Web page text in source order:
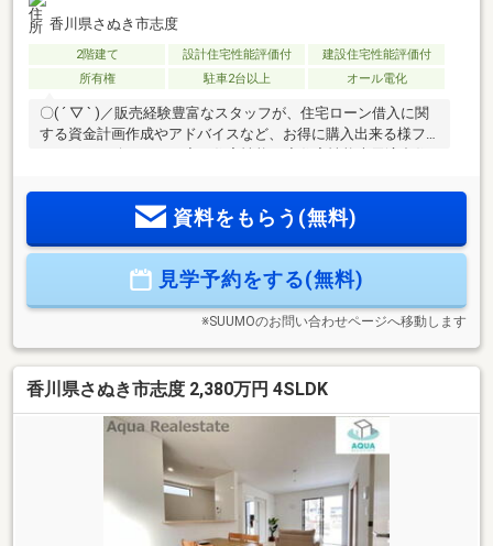
香川県さぬき市志度
2階建て 設計住宅性能評価付
建設住宅性能評価付
所有権
駐車2台以上 オール電化
〇( ´ ▽ ` )／販売経験豊富なスタッフが、住宅ローン借入に関
する資金計画作成やアドバイスなど、お得に購入出来る様フ
高ランク等級の高品質住宅♪（耐震２項目・劣化対策・維持管
理・耐風・ホルムアルデヒド対策）◇ ご案内 ◇物件資
入も可能です。数ある融資機関からお客様に最適な融資先の
ご提案させて頂きます！
資料をもらう(無料)
見学予約をする(無料)
※SUUMOのお問い合わせページへ移動します
香川県さぬき市志度 2,380万円 4SLDK